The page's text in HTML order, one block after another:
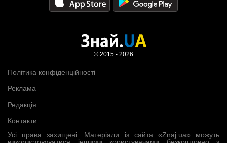
Усі права захищені. Матеріали із сайта «Znaj.ua» можуть
Політика конфіденційності
Реклама
Редакція
Контакти
© 2015 - 2026